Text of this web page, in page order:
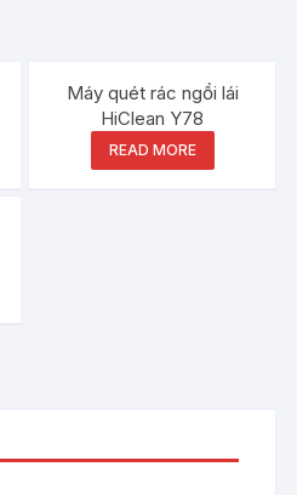
Máy quét rác ngồi lái
HiClean Y78
READ MORE